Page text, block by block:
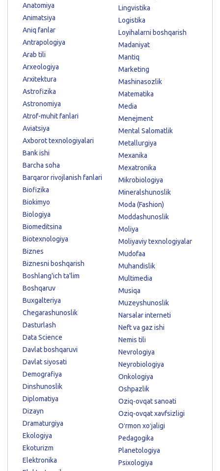
Anatomiya
Animatsiya
Aniq fanlar
Antrapologiya
Arab tili
Arxeologiya
Arxitektura
Astrofizika
Astronomiya
Atrof-muhit fanlari
Aviatsiya
Axborot texnologiyalari
Bank ishi
Barcha soha
Barqaror rivojlanish fanlari
Biofizika
Biokimyo
Biologiya
Biomeditsina
Biotexnologiya
Biznes
Biznesni boshqarish
Boshlang'ich ta'lim
Boshqaruv
Buxgalteriya
Chegarashunoslik
Dasturlash
Data Science
Davlat boshqaruvi
Davlat siyosati
Demografiya
Dinshunoslik
Diplomatiya
Dizayn
Dramaturgiya
Ekologiya
Ekoturizm
Elektronika
Lingvistika
Logistika
Loyihalarni boshqarish
Madaniyat
Mantiq
Marketing
Mashinasozlik
Matematika
Media
Menejment
Mental Salomatlik
Metallurgiya
Mexanika
Mexatronika
Mikrobiologiya
Mineralshunoslik
Moda (Fashion)
Moddashunoslik
Moliya
Moliyaviy texnologiyalar
Mudofaa
Muhandislik
Multimedia
Musiqa
Muzeyshunoslik
Narsalar interneti
Neft va gaz ishi
Nemis tili
Nevrologiya
Neyrobiologiya
Onkologiya
Oshpazlik
Oziq-ovqat sanoati
Oziq-ovqat xavfsizligi
Oʻrmon xoʻjaligi
Pedagogika
Planetologiya
Psixologiya